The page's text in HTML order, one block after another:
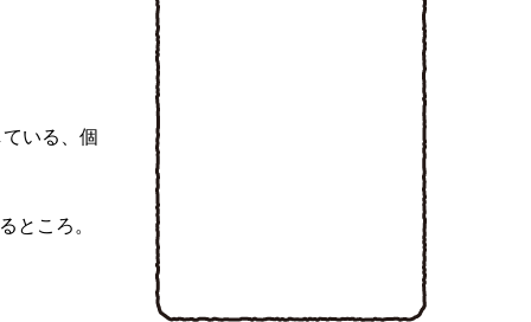
いる、個
ところ。